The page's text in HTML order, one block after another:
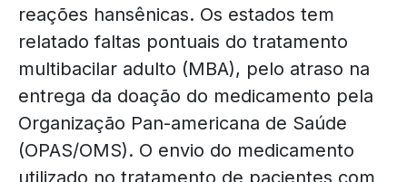
reações hansênicas. Os estados tem
relatado faltas pontuais do tratamento
multibacilar adulto (MBA), pelo atraso na
entrega da doação do medicamento pela
Organização Pan-americana de Saúde
(OPAS/OMS). O envio do medicamento
utilizado no tratamento de pacientes com